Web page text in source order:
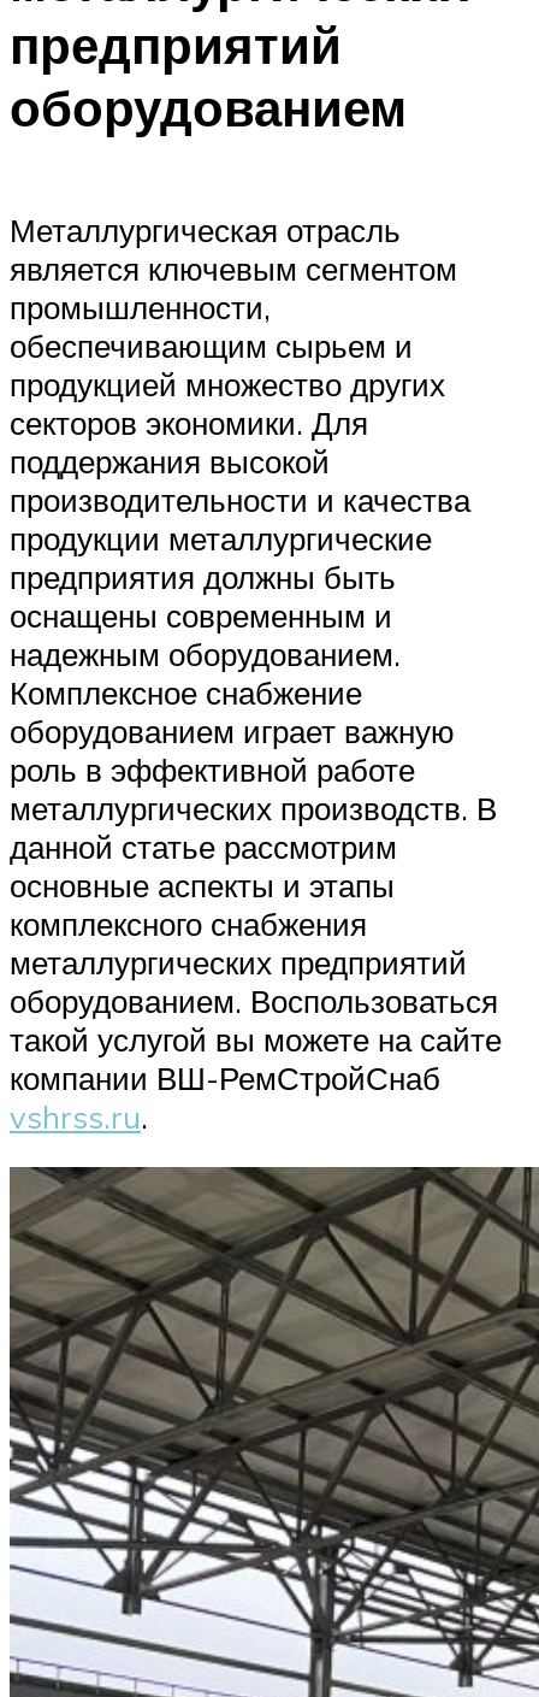
предприятий
оборудованием
Металлургическая отрасль
является ключевым сегментом
промышленности,
обеспечивающим сырьем и
продукцией множество других
секторов экономики. Для
поддержания высокой
производительности и качества
продукции металлургические
предприятия должны быть
оснащены современным и
надежным оборудованием.
Комплексное снабжение
оборудованием играет важную
роль в эффективной работе
металлургических производств. В
данной статье рассмотрим
основные аспекты и этапы
комплексного снабжения
металлургических предприятий
оборудованием. Воспользоваться
такой услугой вы можете на сайте
компании ВШ-РемСтройСнаб
vshrss.ru.